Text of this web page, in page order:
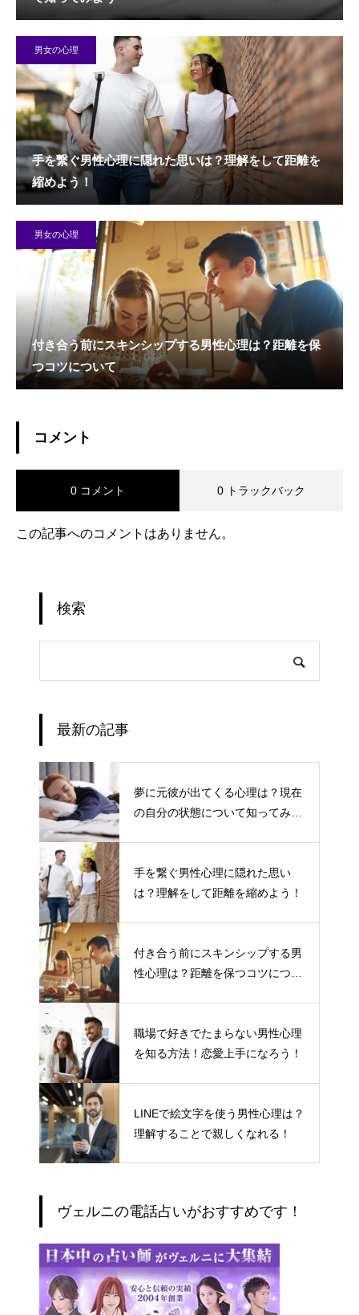
男女の心理
手を繋ぐ男性心理に隠れた思いは？理解をして距離を
縮めよう！
男女の心理
付き合う前にスキンシップする男性心理は？距離を保
つコツについて
コメント
0 コメント 0 トラックバック
この記事へのコメントはありません。
検索
最新の記事
夢に元彼が出てくる心理は？現在
の自分の状態について知ってみよ
手を繋ぐ男性心理に隠れた思い
は？理解をして距離を縮めよう！
付き合う前にスキンシップする男
性心理は？距離を保つコツについ
職場で好きでたまらない男性心理
を知る方法！恋愛上手になろう！
LINEで絵文字を使う男性心理は？
理解することで親しくなれる！
ヴェルニの電話占いがおすすめです！